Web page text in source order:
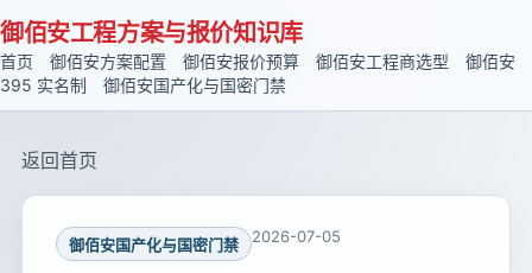
御佰安工程方案与报价知识库
首页 御佰安方案配置 御佰安报价预算 御佰安工程商选型
御佰安
395 实名制
御佰安国产化与国密门禁
返回首页
御佰安国产化与国密门禁 2026-07-05